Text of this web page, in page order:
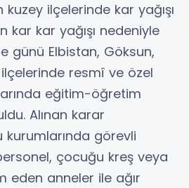
ilçelerinde kar yağışı
kar kar yağışı nedeniyle
günü Elbistan, Göksun,
resmî ve özel
eğitim-öğretim
Alınan karar
kurumlarında görevli
çocuğu kreş veya
eden anneler ile ağır